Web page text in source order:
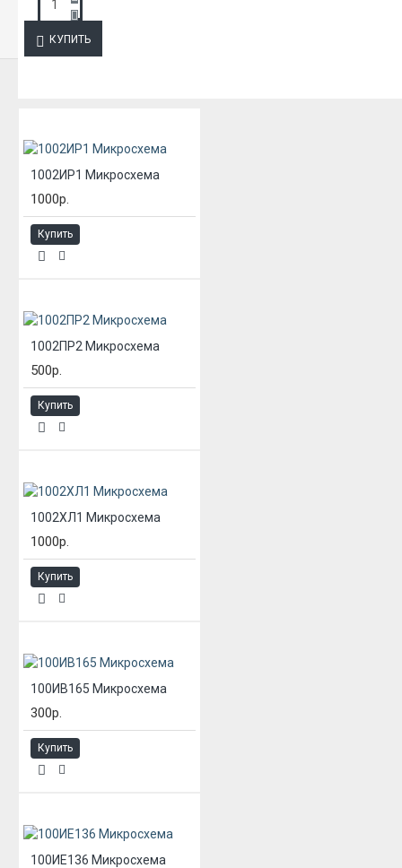
КУПИТЬ
1002ИР1 Микросхема
1000р.
Купить
1002ПР2 Микросхема
500р.
Купить
1002ХЛ1 Микросхема
1000р.
Купить
100ИВ165 Микросхема
300р.
Купить
100ИЕ136 Микросхема